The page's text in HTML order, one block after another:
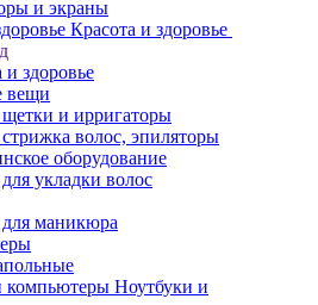
и экраны
Красота и здоровье
и здоровье
вещи
и ирригаторы
волос, эпиляторы
оборудование
укладки волос
маникюра
Ноутбуки и